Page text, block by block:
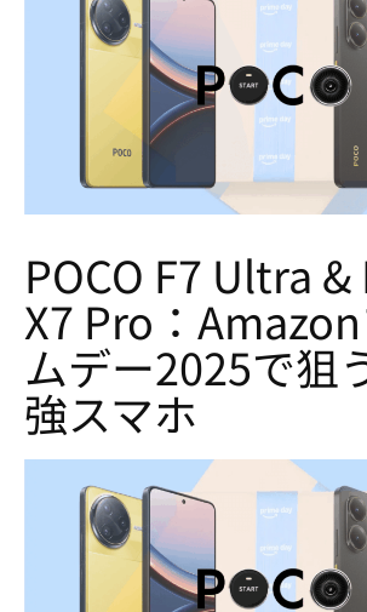
POCO F7 Ultra &
X7 Pro：
ムデー2025で狙
強スマホ